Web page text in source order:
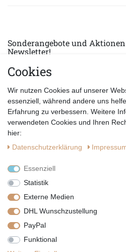
Sonderangebote und
Newsletter!
E-MAIL *
Vertrag widerrufen
Cookies
Wir nutzen Cookies auf unserer
essenziell, während andere uns
Erfahrung zu verbessern. Weitere
verwendeten Cookies und Ihren
hier:
Daten­schutz­erklärung
Essenziell
Statistik
Externe Medien
DHL Wunschzustellung
PayPal
Funktional